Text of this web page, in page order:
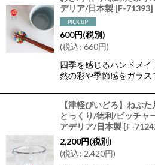
デリア/日本製 [F-71393]
600円(税別)
(税込: 660円)
四季を感じるハンドメ
然の彩や季節感をガラ
【津軽びいどろ】ねぶ
とっくり/徳利/ピッチャ
アデリア/日本製 [F-
2,200円(税別)
(税込: 2,420円)